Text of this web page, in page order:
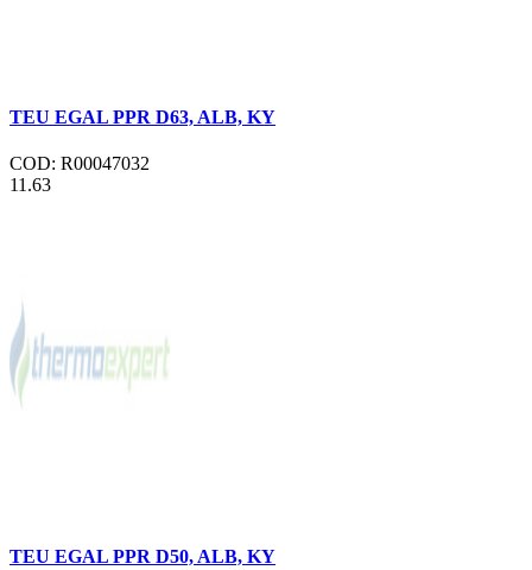
TEU EGAL PPR D63, ALB, KY
COD: R00047032
11.63
TEU EGAL PPR D50, ALB, KY